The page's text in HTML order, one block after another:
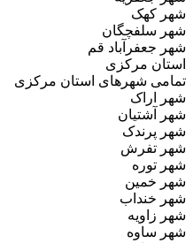
شهر کهک
شهر سلفچگان
شهر جعفرآباد قم
استان مرکزی
تمامی شهرهای استان مرکزی
شهر اراک
شهر آشتیان
شهر پرندک
شهر تفرش
شهر توره
شهر خمین
شهر خنداب
شهر زاویه
شهر ساوه